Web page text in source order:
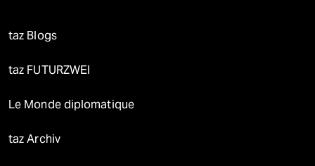
taz Blogs
taz FUTURZWEI
Le Monde diplomatique
taz Archiv